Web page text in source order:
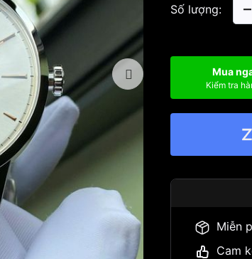
Số lượng:
Mua
Kiểm tra
Miễn
Cam